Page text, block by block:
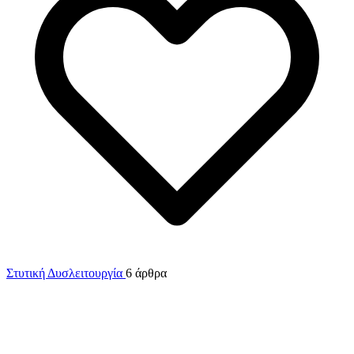
Στυτική Δυσλειτουργία 6 άρθρα